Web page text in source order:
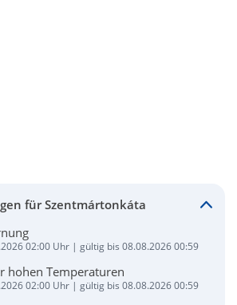
für Szentmártonkáta
02:00 Uhr | gültig bis 08.08.2026 00:59
hohen Temperaturen
02:00 Uhr | gültig bis 08.08.2026 00:59